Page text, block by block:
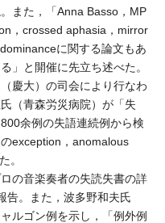
また，「Anna Basso，MP
，crossed aphasia，mirror
に関する論文もあ
」と開催に先立ち述べた。
慶大）の司会により行なわ
（青森労災病院）が「失
余例の失語連続例から検
exception，anomalous
。
の音楽奏者の失読失書の詳
告。また，波多野和夫氏
ルゴン例を示し，「例外例